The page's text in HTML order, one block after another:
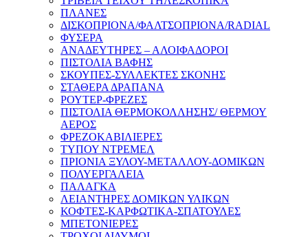
ΠΛΑΝΕΣ
ΔΙΣΚΟΠΡΙΟΝΑ/ΦΑΛΤΣΟΠΡΙΟΝΑ/RADIAL
ΦΥΣΕΡΑ
ΑΝΑΔΕΥΤΗΡΕΣ – ΑΛΟΙΦΑΔΟΡΟΙ
ΠΙΣΤΟΛΙΑ ΒΑΦΗΣ
ΣΚΟΥΠΕΣ-ΣΥΛΛΕΚΤΕΣ ΣΚΟΝΗΣ
ΣΤΑΘΕΡΑ ΔΡΑΠΑΝΑ
ΡΟΥΤΕΡ-ΦΡΕΖΕΣ
ΠΙΣΤΟΛΙΑ ΘΕΡΜΟΚΟΛΛΗΣΗΣ/ ΘΕΡΜΟΥ
ΑΕΡΟΣ
ΦΡΕΖΟΚΑΒΙΛΙΕΡΕΣ
ΤΥΠΟΥ ΝΤΡΕΜΕΛ
ΠΡΙΟΝΙΑ ΞΥΛΟΥ-ΜΕΤΑΛΛΟΥ-ΔΟΜΙΚΩΝ
ΠΟΛΥΕΡΓΑΛΕΙΑ
ΠΑΛΑΓΚΑ
ΛΕΙΑΝΤΗΡΕΣ ΔΟΜΙΚΩΝ ΥΛΙΚΩΝ
ΚΟΦΤΕΣ-ΚΑΡΦΩΤΙΚΑ-ΣΠΑΤΟΥΛΕΣ
ΜΠΕΤΟΝΙΕΡΕΣ